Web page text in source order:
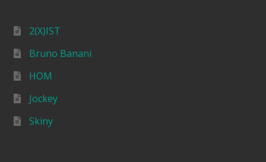
2(X)IST
Bruno Banani
HOM
Jockey
Skiny